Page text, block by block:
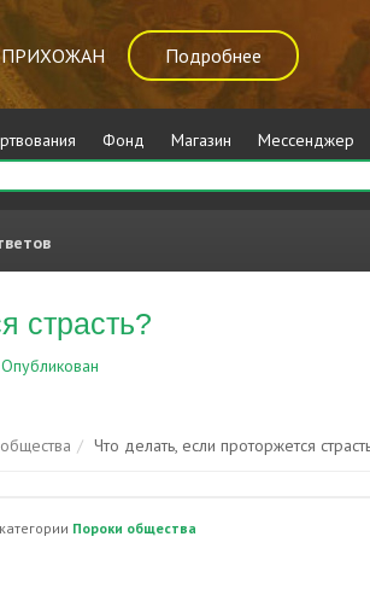
ПРИХОЖАН Подробнее
Фонд Магазин Мессенджер
страсть?
Опубликован
Что делать, если проторжется
Пороки общества